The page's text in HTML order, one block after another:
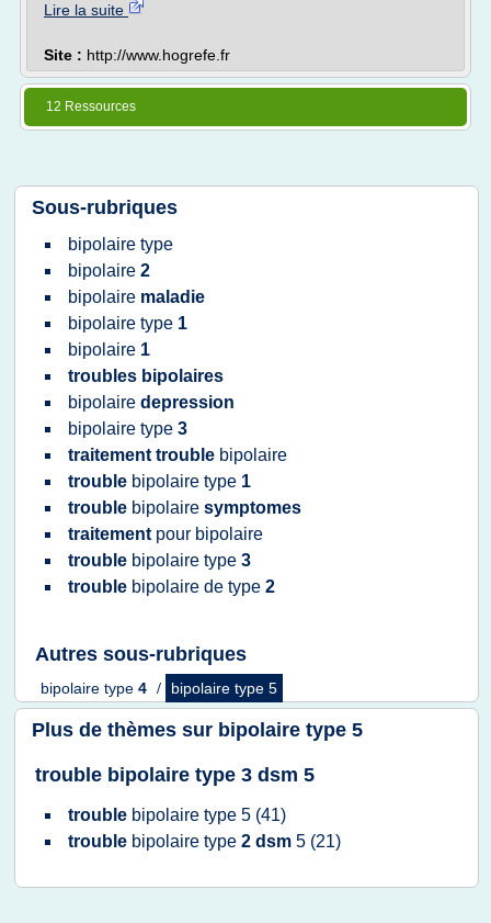
Lire la suite
Site : http://www.hogrefe.fr
12 Ressources
Sous-rubriques
bipolaire type
bipolaire 2
bipolaire maladie
bipolaire type 1
bipolaire 1
troubles bipolaires
bipolaire depression
bipolaire type 3
traitement trouble bipolaire
trouble bipolaire type 1
trouble bipolaire symptomes
traitement pour bipolaire
trouble bipolaire type 3
trouble bipolaire de type 2
Autres sous-rubriques
bipolaire type 4 / bipolaire type 5
Plus de thèmes sur bipolaire type 5
trouble bipolaire type 3 dsm 5
trouble bipolaire type 5 (41)
trouble bipolaire type 2 dsm 5 (21)